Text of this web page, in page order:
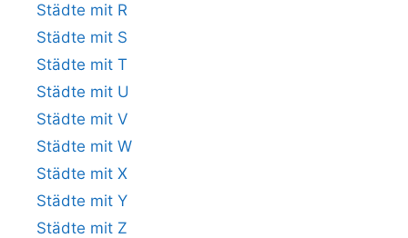
Städte mit R
Städte mit S
Städte mit T
Städte mit U
Städte mit V
Städte mit W
Städte mit X
Städte mit Y
Städte mit Z